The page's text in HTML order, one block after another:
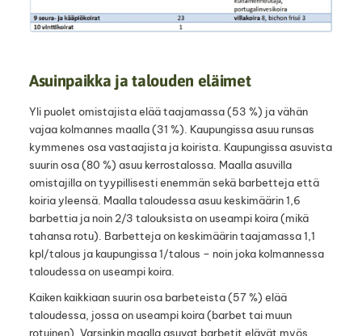
Asuinpaikka ja talouden eläimet
Yli puolet omistajista elää taajamassa (53 %) ja vähän
vajaa kolmannes maalla (31 %). Kaupungissa asuu runsas
kymmenes osa vastaajista ja koirista. Kaupungissa asuvista
suurin osa (80 %) asuu kerrostalossa. Maalla asuvilla
omistajilla on tyypillisesti enemmän sekä barbetteja että
koiria yleensä. Maalla taloudessa asuu keskimäärin 1,6
barbettia ja noin 2/3 talouksista on useampi koira (mikä
tahansa rotu). Barbetteja on keskimäärin taajamassa 1,1
kpl/talous ja kaupungissa 1/talous – noin joka kolmannessa
taloudessa on useampi koira.
Kaiken kaikkiaan suurin osa barbeteista (57 %) elää
taloudessa, jossa on useampi koira (barbet tai muun
rotuinen). Varsinkin maalla asuvat barbetit elävät myös